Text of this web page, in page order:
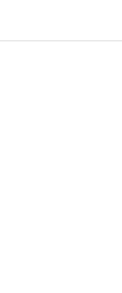
celiac disease